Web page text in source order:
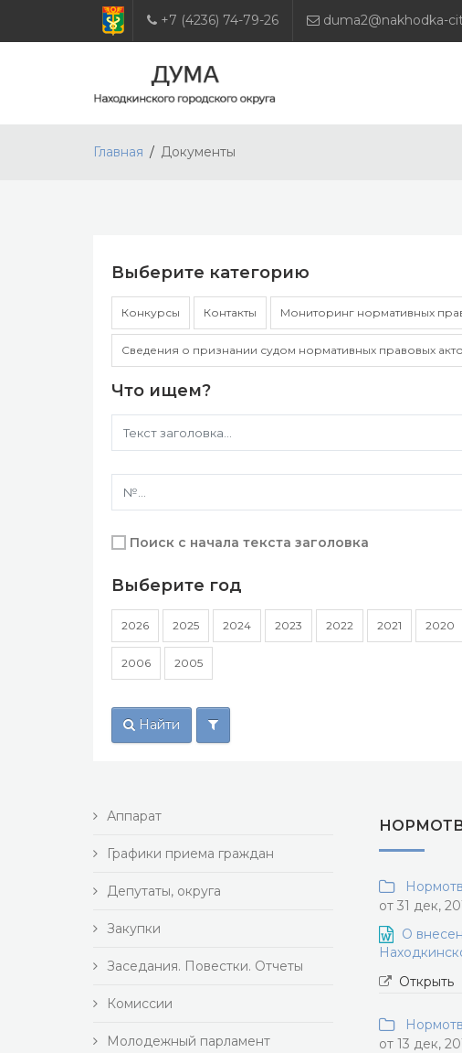
+7 (4236) 74-79-26 duma2@nakhodka-
Главная Документы
Выберите категорию
Конкурсы Контакты Мониторинг нормативных
Сведения о признании судом нормативных правовых
Что ищем?
Поиск с начала текста заголовка
Выберите год
2026 2025 2024 2023 2022 2021 2020
2006 2005
Найти
Аппарат
Графики приема граждан
Депутаты, округа
Закупки
Заседания. Повестки. Отчеты
Комиссии
Молодежный парламент
от 31 дек,
О
Открыть
от 13 дек,